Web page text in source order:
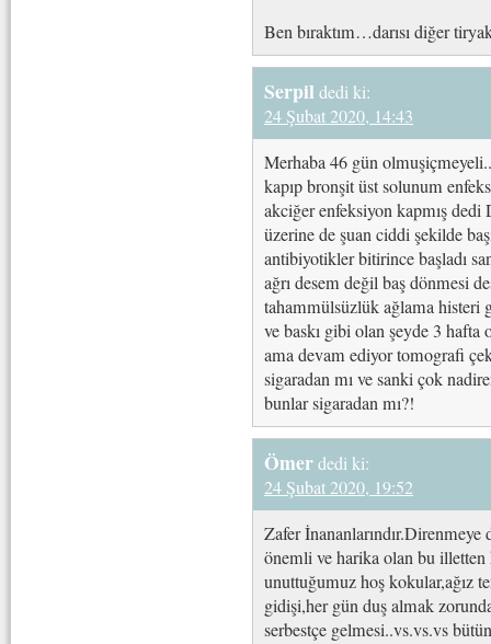
Ben bıraktım…darısı diğer
Serpil dedi ki:
24 Şubat 2020, 14:43
Merhaba 46 gün
kapıp bronşit üst solunum
akciğer enfeksiyon kapmış
üzerine de şuan ciddi şekilde
antibiyotikler bitirince başladı
ağrı desem değil baş dönmesi
tahammülsüzlük ağlama histeri
ve baskı gibi olan şeyde 3 hafta
ama devam ediyor tomografi
sigaradan mı ve sanki çok
bunlar sigaradan mı?!
Ömerdedi ki:
24 Şubat 2020, 19:52
Zafer İnananlarındır.Direnmeye
önemli ve harika olan bu illetten
unuttuğumuz hoş kokular,ağız
gidişi,her gün duş almak
serbestçe gelmesi..vs.vs.vs